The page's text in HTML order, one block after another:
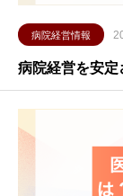
病院経営情報
病院経営を安定